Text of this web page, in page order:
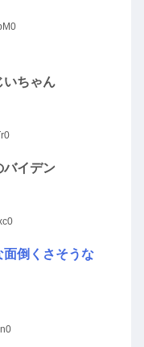
いちゃん
バイデン
面倒くさそうな